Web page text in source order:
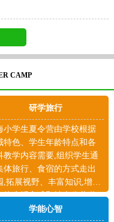
CAMP
研学旅行
小学生夏令营由学校根据
特色、学生年龄特点和各
教学内容需要,组织学生通
体旅行、食宿的方式走出
,拓展视野、丰富知识,增加
体生活方式和社会公共道
体验。学能心智